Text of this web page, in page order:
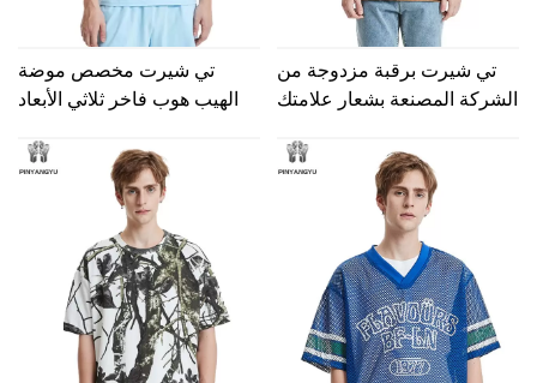
تي شيرت مخصص موضة
الهيب هوب فاخر ثلاثي الأبعاد
كبير الحجم ثقيل الوزن
تيشيرتات منقوشة للرجال
تي شيرت برقبة مزدوجة من
الشركة المصنعة بشعار علامتك
الوزن مخصص تي شيرت عتيق